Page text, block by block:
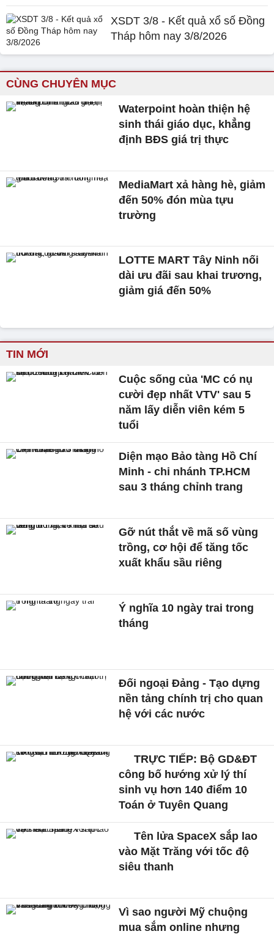
XSDT 3/8 - Kết quả xổ số Đồng
Tháp hôm nay 3/8/2026
CÙNG CHUYÊN MỤC
Waterpoint hoàn thiện hệ
sinh thái giáo dục, khẳng
định BĐS giá trị thực
MediaMart xả hàng hè, giảm
đến 50% đón mùa tựu
trường
LOTTE MART Tây Ninh nối
dài ưu đãi sau khai trương,
giảm giá đến 50%
TIN MỚI
Cuộc sống của 'MC có nụ
cười đẹp nhất VTV' sau 5
năm lấy diễn viên kém 5
tuổi
Diện mạo Bảo tàng Hồ Chí
Minh - chi nhánh TP.HCM
sau 3 tháng chỉnh trang
Gỡ nút thắt về mã số vùng
trồng, cơ hội để tăng tốc
xuất khẩu sầu riêng
Ý nghĩa 10 ngày trai trong
tháng
Đối ngoại Đảng - Tạo dựng
nền tảng chính trị cho quan
hệ với các nước
TRỰC TIẾP: Bộ GD&ĐT
công bố hướng xử lý thí
sinh vụ hơn 140 điểm 10
Toán ở Tuyên Quang
Tên lửa SpaceX sắp lao
vào Mặt Trăng với tốc độ
siêu thanh
Vì sao người Mỹ chuộng
mua sắm online nhưng